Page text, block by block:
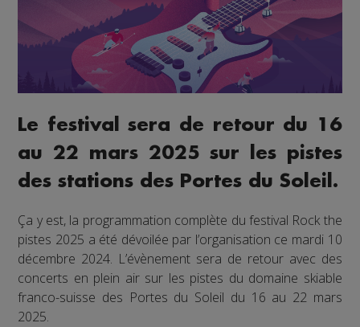
Le festival sera de retour du 16
au 22 mars 2025 sur les pistes
des stations des Portes du Soleil.
Ça y est, la programmation complète du festival Rock the
pistes 2025 a été dévoilée par l’organisation ce mardi 10
décembre 2024. L’évènement sera de retour avec des
concerts en plein air sur les pistes du domaine skiable
franco-suisse des Portes du Soleil du 16 au 22 mars
2025.